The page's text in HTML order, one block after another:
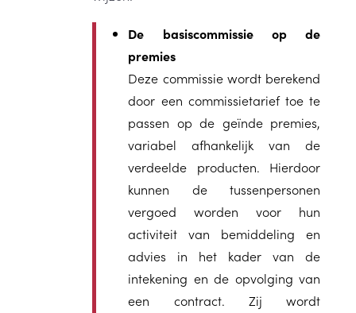
De basiscommissie op de
premies
Deze commissie wordt berekend
door een commissietarief toe te
passen op de geïnde premies,
variabel afhankelijk van de
verdeelde producten. Hierdoor
kunnen de tussenpersonen
vergoed worden voor hun
activiteit van bemiddeling en
advies in het kader van de
intekening en de opvolging van
een contract. Zij wordt